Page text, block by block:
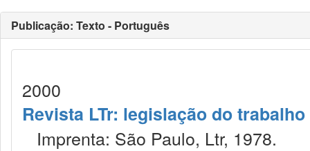
Publicação: Texto - Português
2000
Revista LTr: legislação do trabalho
Imprenta: São Paulo, Ltr, 1978.